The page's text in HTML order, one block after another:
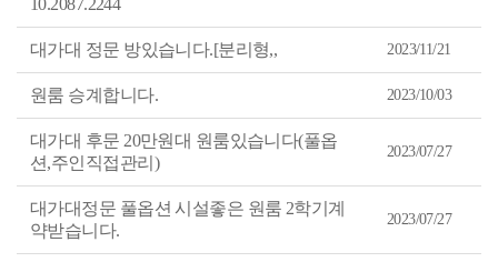
10.2087.2244
대가대 정문 방있습니다.[분리형,, 2023/11/21
원룸 승계합니다. 2023/10/03
대가대 후문 20만원대 원룸있습니다(풀옵
션,주인직접관리)
2023/07/27
대가대정문 풀옵션 시설좋은 원룸 2학기계
약받습니다.
2023/07/27